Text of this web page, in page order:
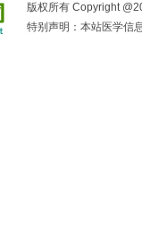
版权所有 Copyright
特别声明：本站医学信